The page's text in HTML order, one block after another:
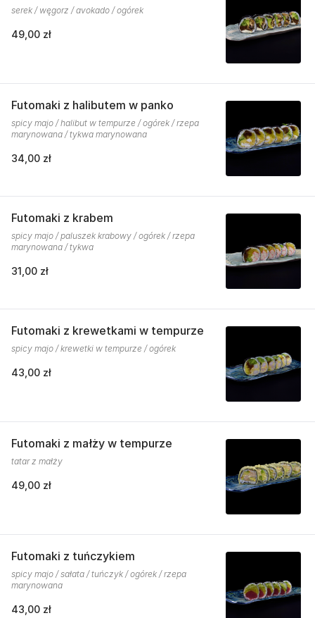
serek / węgorz / avokado / ogórek
49,00 zł
Futomaki z halibutem w panko
spicy majo / halibut w tempurze / ogórek / rzepa
marynowana / tykwa marynowana
34,00 zł
Futomaki z krabem
spicy majo / paluszek krabowy / ogórek / rzepa
marynowana / tykwa
31,00 zł
Futomaki z krewetkami w tempurze
spicy majo / krewetki w tempurze / ogórek
43,00 zł
Futomaki z małży w tempurze
tatar z małży
49,00 zł
Futomaki z tuńczykiem
spicy majo / sałata / tuńczyk / ogórek / rzepa
marynowana
43,00 zł